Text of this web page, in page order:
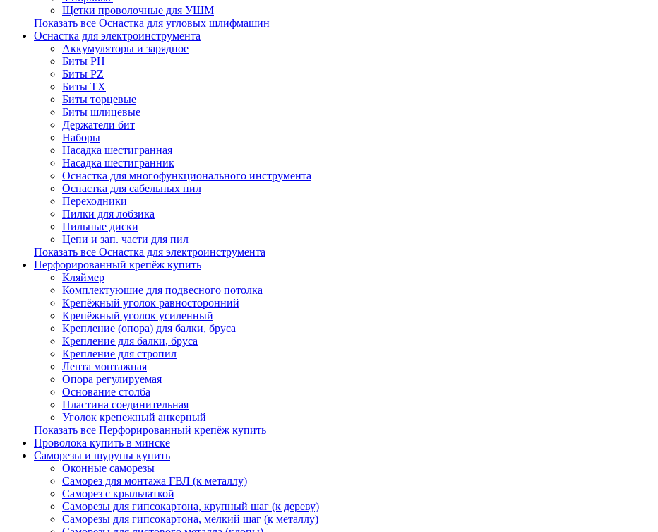
Щетки проволочные для УШМ
Показать все Оснастка для угловых шлифмашин
Оснастка для электроинструмента
Аккумуляторы и зарядное
Биты PH
Биты PZ
Биты TX
Биты торцевые
Биты шлицевые
Держатели бит
Наборы
Насадка шестигранная
Насадка шестигранник
Оснастка для многофункционального инструмента
Оснастка для сабельных пил
Переходники
Пилки для лобзика
Пильные диски
Цепи и зап. части для пил
Показать все Оснастка для электроинструмента
Перфорированный крепёж купить
Кляймер
Комплектуюшие для подвесного потолка
Крепёжный уголок равносторонний
Крепёжный уголок усиленный
Крепление (опора) для балки, бруса
Крепление для балки, бруса
Крепление для стропил
Лента монтажная
Опора регулируемая
Основание столба
Пластина соединительная
Уголок крепежный анкерный
Показать все Перфорированный крепёж купить
Проволока купить в минске
Саморезы и шурупы купить
Оконные саморезы
Саморез для монтажа ГВЛ (к металлу)
Саморез с крыльчаткой
Саморезы для гипсокартона, крупный шаг (к дереву)
Саморезы для гипсокартона, мелкий шаг (к металлу)